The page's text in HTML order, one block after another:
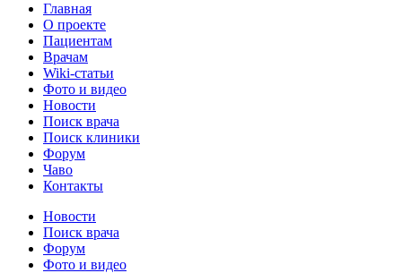
Главная
О проекте
Пациентам
Врачам
Wiki-статьи
Фото и видео
Новости
Поиск врача
Поиск клиники
Форум
Чаво
Контакты
Новости
Поиск врача
Форум
Фото и видео